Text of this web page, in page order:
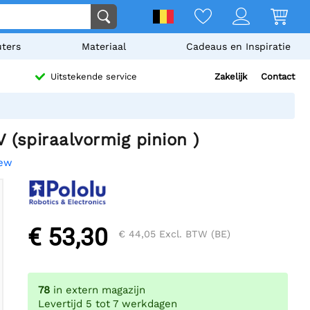
Materiaal Cadeaus en Inspiratie
Uitstekende service Zakelijk Contact
(spiraalvormig pinion )
€ 53,30 € 44,05 Excl. BTW (BE)
78 in extern magazijn
Levertijd 5 tot 7 werkdagen